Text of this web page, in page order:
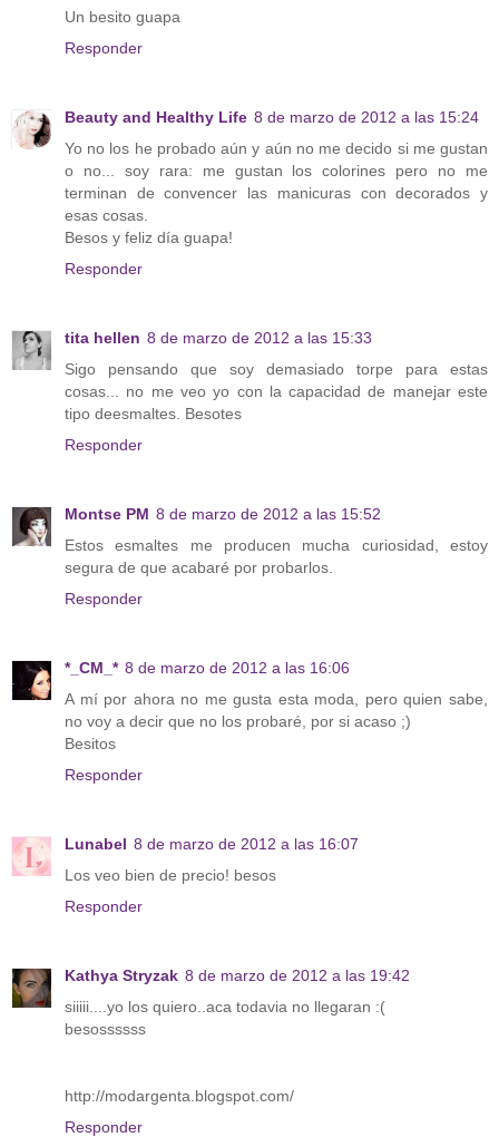
Un besito guapa
Responder
Beauty and Healthy Life 8 de marzo de 2012 a las 15:24
Yo no los he probado aún y aún no me decido si me gustan
o no... soy rara: me gustan los colorines pero no me
terminan de convencer las manicuras con decorados y
esas cosas.
Besos y feliz día guapa!
Responder
tita hellen 8 de marzo de 2012 a las 15:33
Sigo pensando que soy demasiado torpe para estas
cosas... no me veo yo con la capacidad de manejar este
tipo deesmaltes. Besotes
Responder
Montse PM 8 de marzo de 2012 a las 15:52
Estos esmaltes me producen mucha curiosidad, estoy
segura de que acabaré por probarlos.
Responder
*_CM_* 8 de marzo de 2012 a las 16:06
A mí por ahora no me gusta esta moda, pero quien sabe,
no voy a decir que no los probaré, por si acaso ;)
Besitos
Responder
Lunabel 8 de marzo de 2012 a las 16:07
Los veo bien de precio! besos
Responder
Kathya Stryzak 8 de marzo de 2012 a las 19:42
siiiii....yo los quiero..aca todavia no llegaran :(
besossssss
http://modargenta.blogspot.com/
Responder